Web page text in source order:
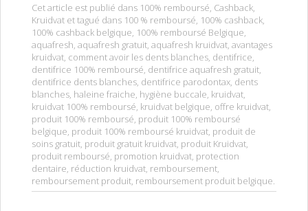
Cet article est publié dans 100% remboursé, Cashback,
Kruidvat et tagué dans 100 % remboursé, 100% cashback,
100% cashback belgique, 100% remboursé Belgique,
aquafresh, aquafresh gratuit, aquafresh kruidvat, avantages
kruidvat, comment avoir les dents blanches, dentifrice,
dentifrice 100% remboursé, dentifrice aquafresh gratuit,
dentifrice dents blanches, dentifrice parodontax, dents
blanches, haleine fraiche, hygiène buccale, kruidvat,
kruidvat 100% remboursé, kruidvat belgique, offre kruidvat,
produit 100% remboursé, produit 100% remboursé
belgique, produit 100% remboursé kruidvat, produit de
soins gratuit, produit gratuit kruidvat, produit Kruidvat,
produit remboursé, promotion kruidvat, protection
dentaire, réduction kruidvat, remboursement,
remboursement produit, remboursement produit belgique.